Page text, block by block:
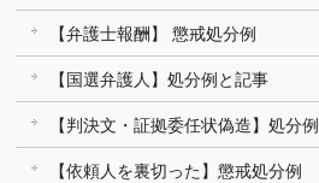
【弁護士報酬】 懲戒処分例
【国選弁護人】処分例と記事
【判決文・証拠委任状偽造】処分例
【依頼人を裏切った】懲戒処分例